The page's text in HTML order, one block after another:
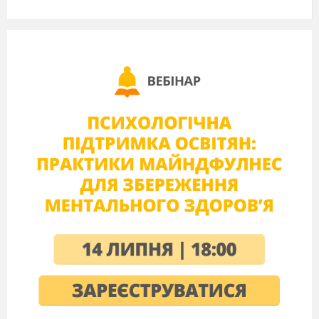
V. Основний зміст уроку
Прославимо поетів, у яких один бог — красиво
безстрашне слово правди.
1. Історія написання твору.
«Давню казку» Леся Українка написала в 1893
році. На ту пору вона вже була зрілим поетом.
Своє місце як митець письменниця бачила
лише серед найпередовіших, революційних
представників суспільства — серед робітників.
У творі йдеться і про роль поета і його творів у
суспільному житті. Тому головний герой цієї
поеми — поет.
Твір «Давня казка» вперше був опублікований